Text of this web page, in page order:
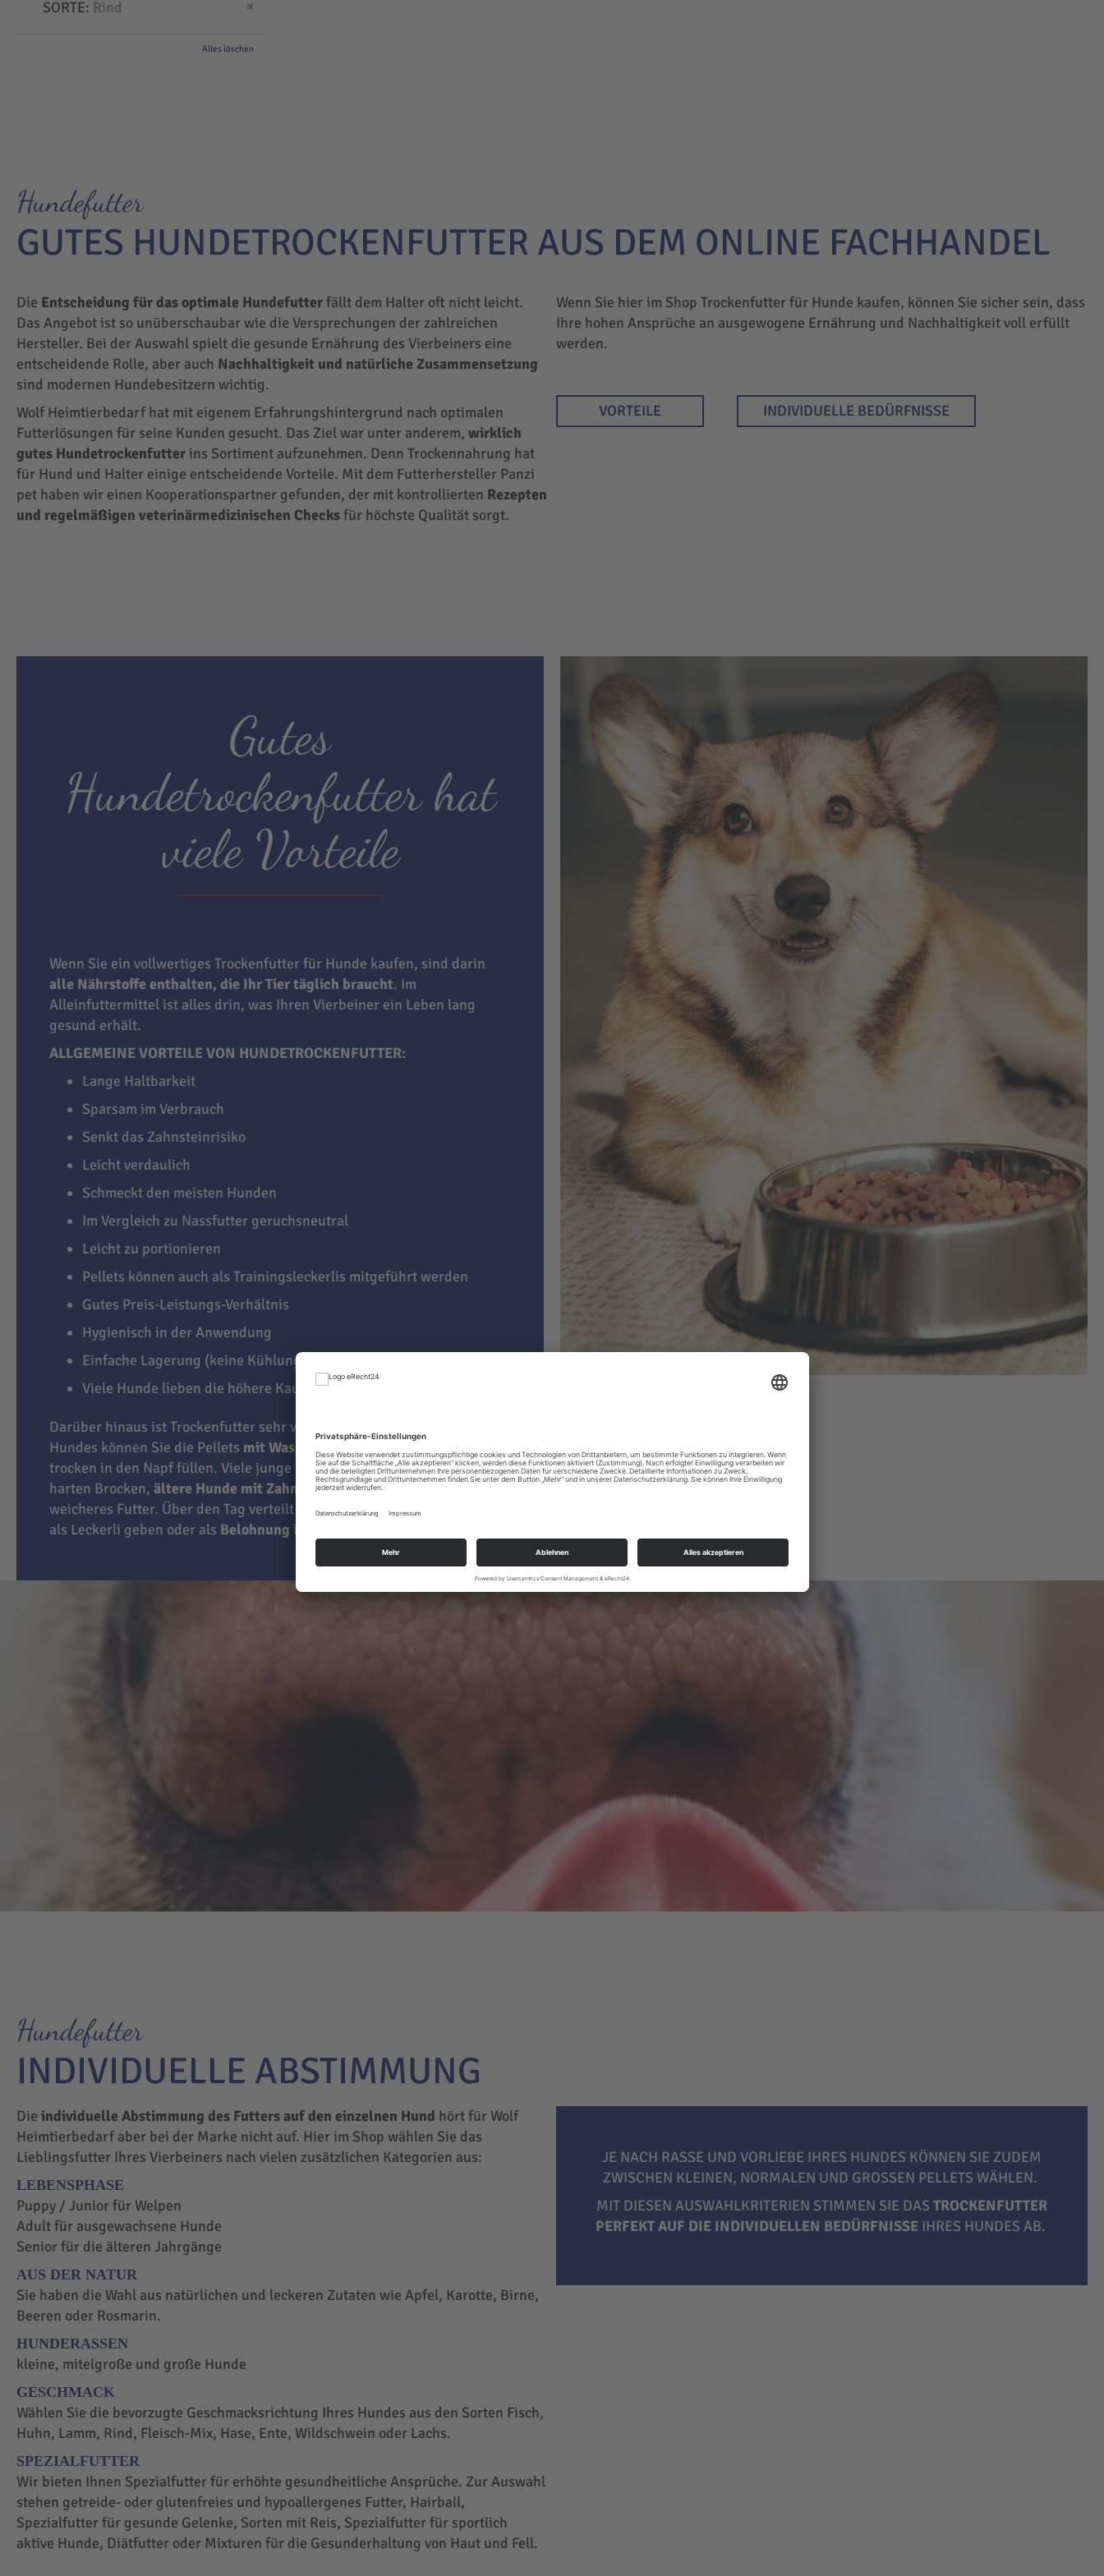
SORTE Rind
Alles löschen
Hundefutter
GUTES HUNDETROCKENFUTTER AUS DEM ONLINE FACHHANDEL
Die Entscheidung für das optimale Hundefutterfällt dem Halter oft nicht leicht.
Das Angebot ist so unüberschaubar wie die Versprechungen der zahlreichen
Hersteller. Bei der Auswahl spielt die gesunde Ernährung des Vierbeiners eine
entscheidende Rolle, aber auch Nachhaltigkeit und natürliche Zusammensetzung
sind modernen Hundebesitzern wichtig.
Wolf Heimtierbedarf hat mit eigenem Erfahrungshintergrund nach optimalen
Futterlösungen für seine Kunden gesucht. Das Ziel war unter anderem, wirklich
gutes Hundetrockenfutter ins Sortiment aufzunehmen. Denn Trockennahrung hat
für Hund und Halter einige entscheidende Vorteile. Mit dem Futterhersteller Panzi
pet haben wir einen Kooperationspartner gefunden, der mit kontrollierten Rezepten
und regelmäßigen veterinärmedizinischen Checksfür höchste Qualität sorgt.
Wenn Sie hier im Shop Trockenfutter für Hunde kaufen, können Sie sicher sein, dass
Ihre hohen Ansprüche an ausgewogene Ernährung und Nachhaltigkeit voll erfüllt
werden.
VORTEILE INDIVIDUELLE BEDÜRFNISSE
Gutes
Hundetrockenfutter hat
viele Vorteile
Wenn Sie ein vollwertiges Trockenfutter für Hunde kaufen, sind darin
alle Nährstoffe enthalten, die Ihr Tier täglich braucht. Im
Alleinfuttermittel ist alles drin, was Ihren Vierbeiner ein Leben lang
gesund erhält.
ALLGEMEINE VORTEILE VON HUNDETROCKENFUTTER:
Lange Haltbarkeit
Sparsam im Verbrauch
Senkt das Zahnsteinrisiko
Leicht verdaulich
Schmeckt den meisten Hunden
Im Vergleich zu Nassfutter geruchsneutral
Leicht zu portionieren
Pellets können auch als Trainingsleckerlis mitgeführt werden
Gutes Preis-Leistungs-Verhältnis
Hygienisch in der Anwendung
Einfache Lagerung (keine Kühlung notwendig)
Viele Hunde lieben die höhere Kauaktivität
Darüber hinaus ist Trockenfutter sehr vielseitig. Je nach Präferenz Ihres
Hundes können Sie die Pellets mit Wasser übergießen oder einfach
trocken in den Napf füllen. Viele junge Hunde lieben das Kauen der
harten Brocken, ältere Hunde mit Zahnproblemenbevorzugen
weicheres Futter. Über den Tag verteilt können Sie die Pellets unbesorgt
als Leckerli geben oder als Belohnung im Training verwenden.
Hundefutter
INDIVIDUELLE ABSTIMMUNG
Die individuelle Abstimmung des Futters auf den einzelnen Hund hört für Wolf
Heimtierbedarf aber bei der Marke nicht auf. Hier im Shop wählen Sie das
Lieblingsfutter Ihres Vierbeiners nach vielen zusätzlichen Kategorien aus:
LEBENSPHASE
Puppy / Junior für Welpen
Adult für ausgewachsene Hunde
Senior für die älteren Jahrgänge
AUS DER NATUR
Sie haben die Wahl aus natürlichen und leckeren Zutaten wie Apfel, Karotte, Birne,
Beeren oder Rosmarin.
HUNDERASSEN
kleine, mitelgroße und große Hunde
GESCHMACK
Wählen Sie die bevorzugte Geschmacksrichtung Ihres Hundes aus den Sorten Fisch,
Huhn, Lamm, Rind, Fleisch-Mix, Hase, Ente, Wildschwein oder Lachs.
SPEZIALFUTTER
Wir bieten Ihnen Spezialfutter für erhöhte gesundheitliche Ansprüche. Zur Auswahl
stehen getreide- oder glutenfreies und hypoallergenes Futter, Hairball,
Spezialfutter für gesunde Gelenke, Sorten mit Reis, Spezialfutter für sportlich
aktive Hunde, Diätfutter oder Mixturen für die Gesunderhaltung von Haut und Fell.
JE NACH RASSE UND VORLIEBE IHRES HUNDES KÖNNEN SIE ZUDEM
ZWISCHEN KLEINEN, NORMALEN UND GROSSEN PELLETS WÄHLEN.
MIT DIESEN AUSWAHLKRITERIEN STIMMEN SIE DAS TROCKENFUTTER
PERFEKT AUF DIE INDIVIDUELLEN BEDÜRFNISSEIHRES HUNDES AB.